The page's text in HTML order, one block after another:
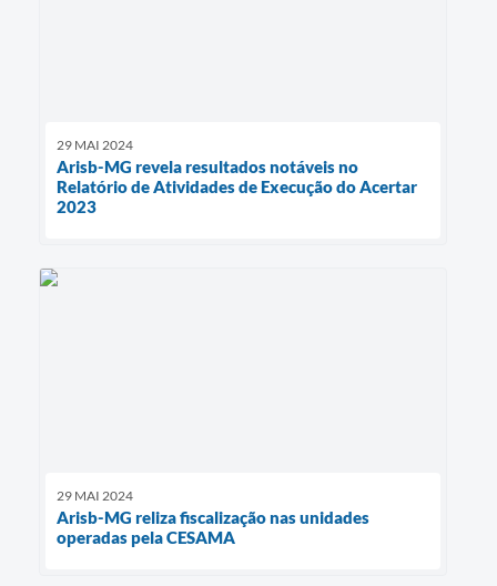
29 MAI 2024
Arisb-MG revela resultados notáveis no
Relatório de Atividades de Execução do Acertar
2023
29 MAI 2024
Arisb-MG reliza fiscalização nas unidades
operadas pela CESAMA